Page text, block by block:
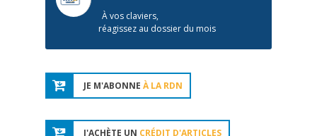
À vos claviers,
réagissez au dossier du mois
JE M'ABONNE À LA RDN
J'ACHÈTE UN CRÉDIT D'ARTICLES